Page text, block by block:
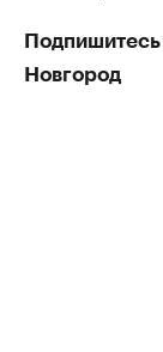
Подпишитесь
Новгород